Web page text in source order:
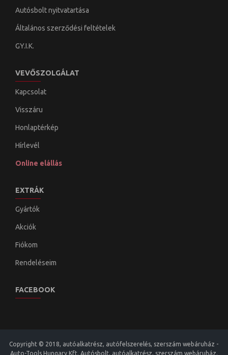
Autósbolt nyitvatartása
Általános szerződési feltételek
GY.I.K.
VEVŐSZOLGÁLAT
Kapcsolat
Visszáru
Honlaptérkép
Hírlevél
Online elállás
EXTRÁK
Gyártók
Akciók
Fiókom
Rendeléseim
FACEBOOK
Copyright © 2018, autóalkatrész, autófelszerelés, szerszám webáruház -
Auto-Tools Hungary Kft. Autósbolt, autóalkatrész, szerszám webáruház.